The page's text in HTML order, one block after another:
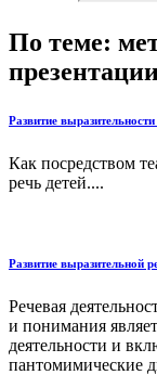
По теме:
Развитие
Как посредством
речь детей....
Развитие выразительной
Речевая
и понимания
деятельности и
пантомимические